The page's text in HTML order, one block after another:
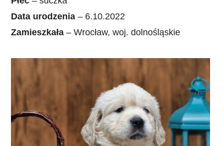
Data urodzenia – 6.10.2022
Zamieszkała – Wrocław, woj. dolnośląskie